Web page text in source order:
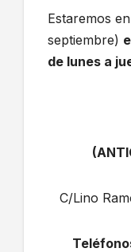
Estaremos
septiembre)
de lunes a
C/Lino